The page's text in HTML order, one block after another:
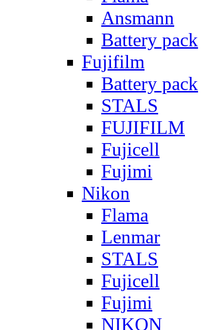
Ansmann
Battery pack
Fujifilm
Battery pack
STALS
FUJIFILM
Fujicell
Fujimi
Nikon
Flama
Lenmar
STALS
Fujicell
Fujimi
NIKON